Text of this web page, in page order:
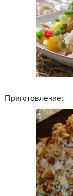
Приготовление: